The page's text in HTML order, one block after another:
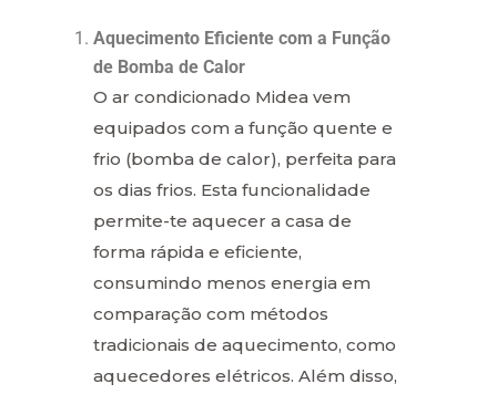
Aquecimento Eficiente com a Função
de Bomba de Calor
O ar condicionado Midea vem
equipados com a função quente e
frio (bomba de calor), perfeita para
os dias frios. Esta funcionalidade
permite-te aquecer a casa de
forma rápida e eficiente,
consumindo menos energia em
comparação com métodos
tradicionais de aquecimento, como
aquecedores elétricos. Além disso,